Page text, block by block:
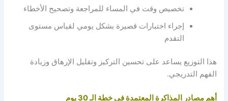
تخصيص وقت في المساء للمراجعة وتصحيح الأخطاء
إجراء اختبارات قصيرة بشكل يومي لقياس مستوى
التقدم
هذا التوزيع يساعد على تحسين التركيز وتقليل الإرهاق وزيادة
الفهم التدريجي.
أهم مصادر المذاكرة المعتمدة في خطة الـ 30 يوم